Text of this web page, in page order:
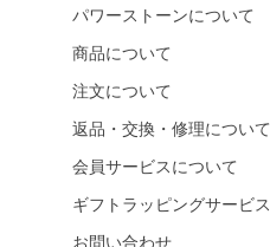
パワーストーンについて
商品について
注文について
返品・交換・修理について
会員サービスについて
ギフトラッピングサービス
お問い合わせ